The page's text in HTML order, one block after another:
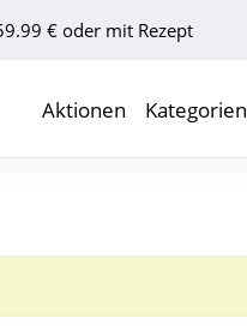
€ oder mit Rezept
Aktionen Kategorien